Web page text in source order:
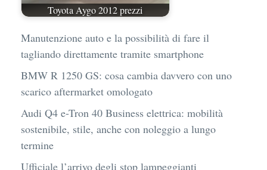
Toyota Aygo 2012 prezzi
Manutenzione auto e la possibilità di fare il
tagliando direttamente tramite smartphone
BMW R 1250 GS: cosa cambia davvero con uno
scarico aftermarket omologato
Audi Q4 e-Tron 40 Business elettrica: mobilità
sostenibile, stile, anche con noleggio a lungo
termine
Ufficiale l’arrivo degli stop lampeggianti